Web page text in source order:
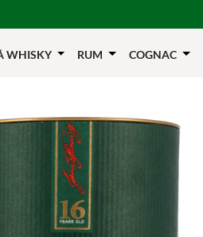
WHISKY RUM COGNAC